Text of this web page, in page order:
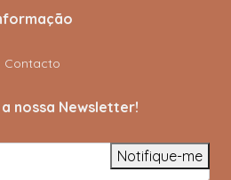
Contacto
nossa Newsletter!
Notifique-me